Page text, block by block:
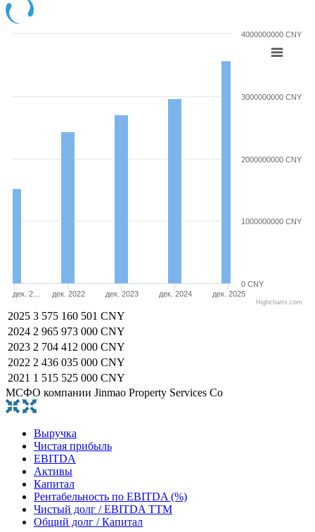
дек. 2… дек. 2022 дек. 2023 дек. 2024 дек. 2025
0 CNY
1000000000 CNY
2000000000 CNY
3000000000 CNY
4000000000 CNY
Highcharts.com
2025 3 575 160 501 CNY
2024 2 965 973 000 CNY
2023 2 704 412 000 CNY
2022 2 436 035 000 CNY
2021 1 515 525 000 CNY
МСФО компании Jinmao Property Services Co
Выручка
Чистая прибыль
EBITDA
Активы
Капитал
Рентабельность по EBITDA (%)
Чистый долг / EBITDA TTM
Общий долг / Капитал